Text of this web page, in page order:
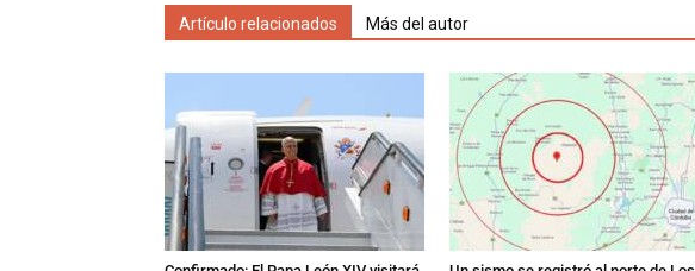
Artículo relacionados Más del autor